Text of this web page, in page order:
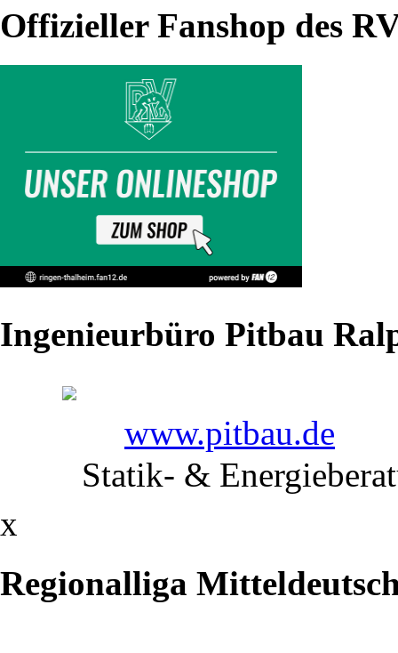
Offizieller Fanshop des
Ingenieurbüro Pitbau
www.pitbau.de
Statik- &
x
Regionalliga
druckfreundliche
pdf-
(inkl.
Kampfbeginn-
Zeiten)
Ansetzungen
und
Ergebnisse
immer
aktuell
liga-